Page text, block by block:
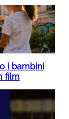
i bambini
film